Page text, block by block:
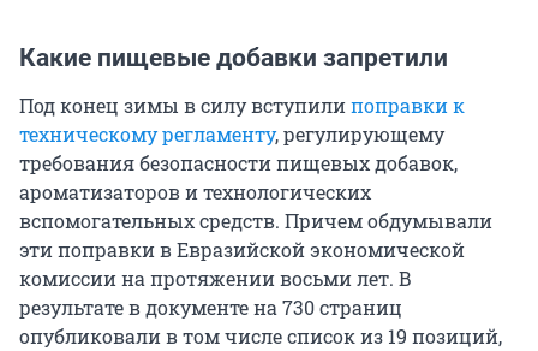
Какие пищевые добавки запретили
Под конец зимы в силу вступилипоправки к
техническому регламенту, регулирующему
требования безопасности пищевых добавок,
ароматизаторов и технологических
вспомогательных средств. Причем обдумывали
эти поправки в Евразийской экономической
комиссии на протяжении восьми лет. В
результате в документе на 730 страниц
опубликовали в том числе список из 19 позиций,